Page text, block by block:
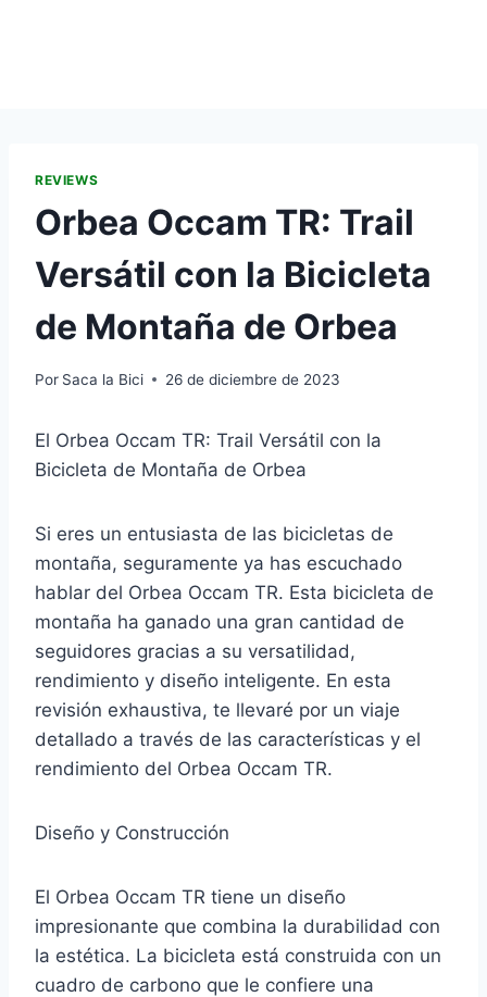
REVIEWS
Orbea Occam TR: Trail
Versátil con la Bicicleta
de Montaña de Orbea
Por Saca la Bici 26 de diciembre de 2023
El Orbea Occam TR: Trail Versátil con la
Bicicleta de Montaña de Orbea
Si eres un entusiasta de las bicicletas de
montaña, seguramente ya has escuchado
hablar del Orbea Occam TR. Esta bicicleta de
montaña ha ganado una gran cantidad de
seguidores gracias a su versatilidad,
rendimiento y diseño inteligente. En esta
revisión exhaustiva, te llevaré por un viaje
detallado a través de las características y el
rendimiento del Orbea Occam TR.
Diseño y Construcción
El Orbea Occam TR tiene un diseño
impresionante que combina la durabilidad con
la estética. La bicicleta está construida con un
cuadro de carbono que le confiere una